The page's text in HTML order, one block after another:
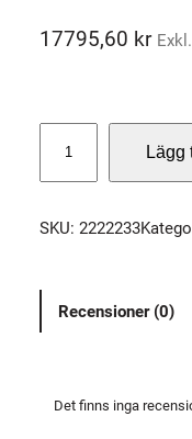
17795,60 kr
M
P
M
Lägg
SKU: 2222233
Recensioner (0)
Det finns inga